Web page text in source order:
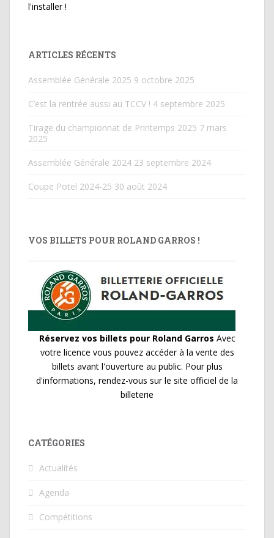
l'installer !
ARTICLES RÉCENTS
Assemblée Générale 2025 9 octobre 2025
C’est la rentrée aussi au TCCV ! 4 septembre 2025
Tirage du championnat de Printemps 2025 7 mars
2025
Assemblée Générale 2024 23 septembre 2024
Coupe Potel 2024-25 30 août 2024
VOS BILLETS POUR ROLAND GARROS !
Réservez vos billets pour Roland Garros Avec
votre licence vous pouvez accéder à la vente des
billets avant l'ouverture au public. Pour plus
d'informations, rendez-vous sur le site officiel de la
billeterie
CATÉGORIES
Actualités
Agenda
Compétitions